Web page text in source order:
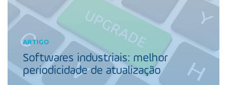
ARTIGO
Softwares industriais: melhor
periodicidade de atualização